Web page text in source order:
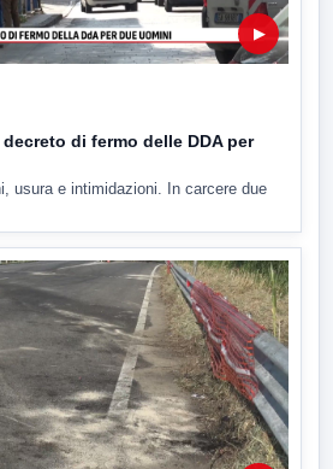
▶
di fermo delle DDA per
usura e intimidazioni. In carcere due